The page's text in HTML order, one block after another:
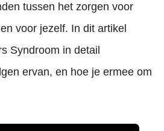
tussen het zorgen voor
voor jezelf. In dit artikel
Syndroom in detail
ervan, en hoe je ermee om